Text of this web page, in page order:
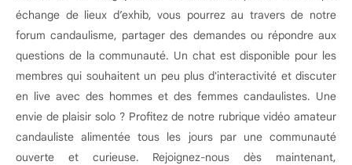
échange de lieux d’exhib, vous pourrez au travers de notre
forum candaulisme, partager des demandes ou répondre aux
questions de la communauté. Un chat est disponible pour les
membres qui souhaitent un peu plus d'interactivité et discuter
en live avec des hommes et des femmes candaulistes. Une
envie de plaisir solo ? Profitez de notre rubrique vidéo amateur
candauliste alimentée tous les jours par une communauté
ouverte et curieuse. Rejoignez-nous dès maintenant,